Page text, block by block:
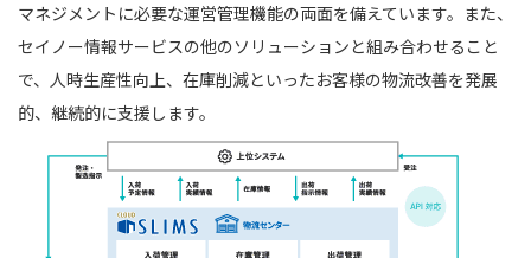
マネジメントに必要な運営管理機能の両面を備えています。また、
セイノー情報サービスの他のソリューションと組み合わせること
で、人時生産性向上、在庫削減といったお客様の物流改善を発展
的、継続的に支援します。